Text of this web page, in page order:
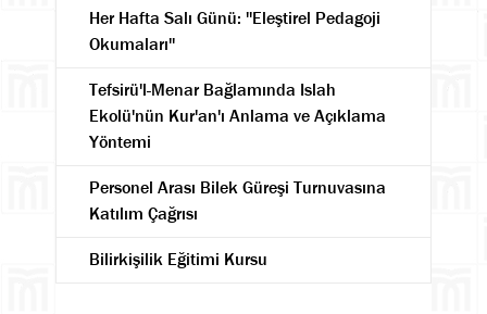
Her Hafta Salı Günü: ''Eleştirel Pedagoji
Okumaları''
Tefsirü'l-Menar Bağlamında Islah
Ekolü'nün Kur'an'ı Anlama ve Açıklama
Yöntemi
Personel Arası Bilek Güreşi Turnuvasına
Katılım Çağrısı
Bilirkişilik Eğitimi Kursu